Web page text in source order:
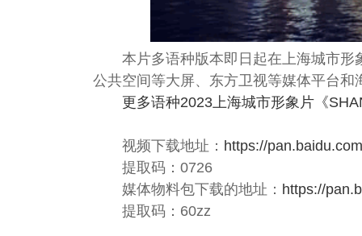
本片多语种版本即日起在上海城市
公共空间等大屏、东方卫视等媒体平台和
更多语种2023上海城市形象片《
视频下载地址： https://
提取码：0726
媒体物料包下载的地址： https://
提取码：60zz